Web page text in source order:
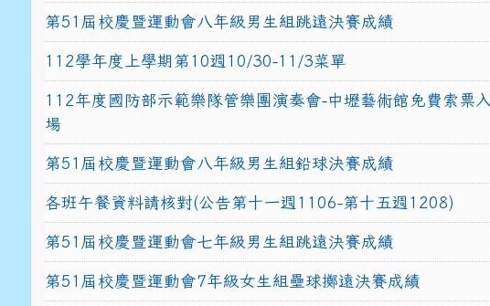
第51屆校慶暨運動會八年級男生組跳遠決賽成績
112學年度上學期第10週10/30-11/3菜單
112年度國防部示範樂隊管樂團演奏會-中壢藝術館免費索票入
場
第51屆校慶暨運動會八年級男生組鉛球決賽成績
各班午餐資料請核對(公告第十一週1106-第十五週1208)
第51屆校慶暨運動會七年級男生組跳遠決賽成績
第51屆校慶暨運動會7年級女生組壘球擲遠決賽成績